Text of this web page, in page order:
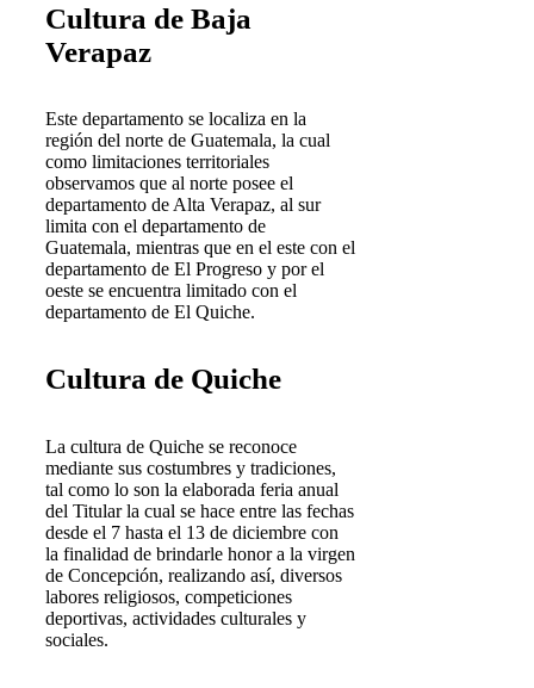
Cultura de Baja
Verapaz
Este departamento se localiza en la
región del norte de Guatemala, la cual
como limitaciones territoriales
observamos que al norte posee el
departamento de Alta Verapaz, al sur
limita con el departamento de
Guatemala, mientras que en el este con el
departamento de El Progreso y por el
oeste se encuentra limitado con el
departamento de El Quiche.
Cultura de Quiche
La cultura de Quiche se reconoce
mediante sus costumbres y tradiciones,
tal como lo son la elaborada feria anual
del Titular la cual se hace entre las fechas
desde el 7 hasta el 13 de diciembre con
la finalidad de brindarle honor a la virgen
de Concepción, realizando así, diversos
labores religiosos, competiciones
deportivas, actividades culturales y
sociales.